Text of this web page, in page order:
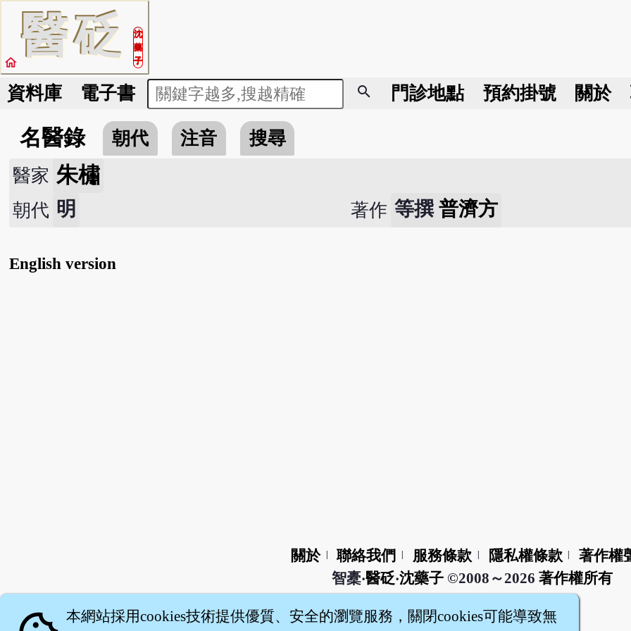
醫砭
沈
藥
子
home
資料庫 電子書 search 門診地點 預約掛號 關於
名醫錄 朝代 注音
搜尋
醫家 朱橚
朝代 明 著作 等撰普濟方
English version
關於 聯絡我們 服務條款 隱私權條款
著作權
智橐‧醫砭‧沈藥子©2008～2026 著作權所有
本網站採用cookies技術提供優質、安全的瀏覽服務，關閉cookies可能導致無